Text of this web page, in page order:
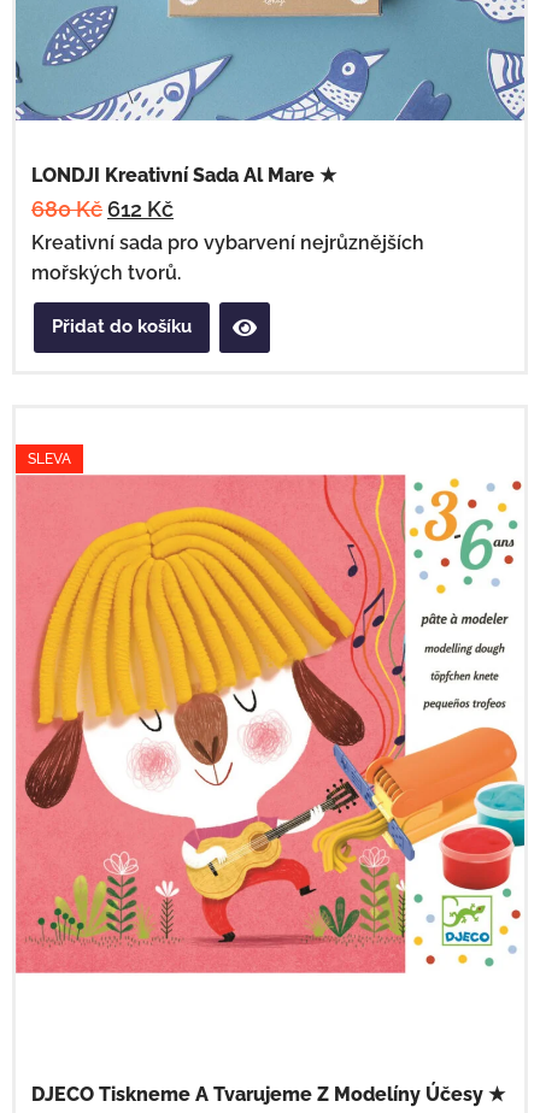
LONDJI Kreativní Sada Al Mare ★
680Kč 612 Kč
Kreativní sada pro vybarvení nejrůznějších
mořských tvorů.
Přidat do košíku
SLEVA
DJECO Tiskneme A Tvarujeme Z Modelíny Účesy ★